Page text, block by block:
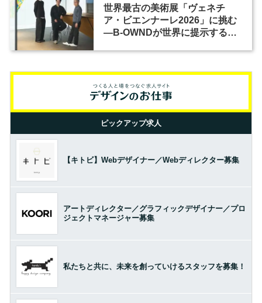
世界最古の美術展「ヴェネチ
ア・ビエンナーレ2026」に挑む
―B-OWNDが世界に提示する美
ピックアップ求人
【キトビ】Webデザイナー／Webディレクター募集
アートディレクター／グラフィックデザイナー／プロ
ジェクトマネージャー募集
私たちと共に、未来を創っていけるスタッフを募集！